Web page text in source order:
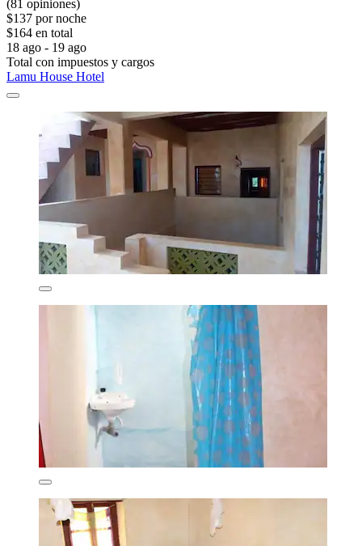
(81 opiniones)
$137 por noche
$164 en total
18 ago - 19 ago
Total con impuestos y cargos
Lamu House Hotel